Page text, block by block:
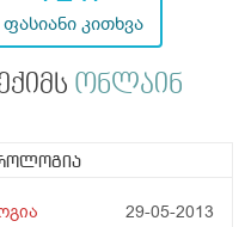
ფასიანი კითხვა
ონლაინ
29-05-2013